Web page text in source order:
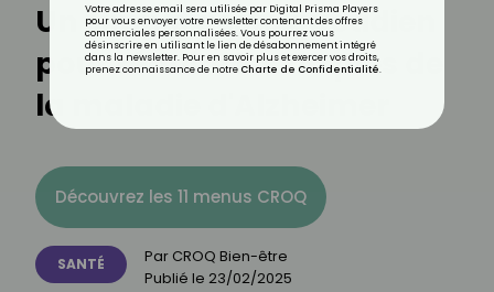
Un simple geste quotidien
pour réduire les risques de
la maladie d'Alzheimer
Découvrez les 11 menus CROQ
SANTÉ Par CROQ Bien-être
Publié le 23/02/2025
Votre adresse email sera utilisée par Digital Prisma Players
pour vous envoyer votre newsletter contenant des offres
commerciales personnalisées. Vous pourrez vous
désinscrire en utilisant le lien de désabonnement intégré
dans la newsletter. Pour en savoir plus et exercer vos droits,
prenez connaissance de notre Charte de Confidentialité.